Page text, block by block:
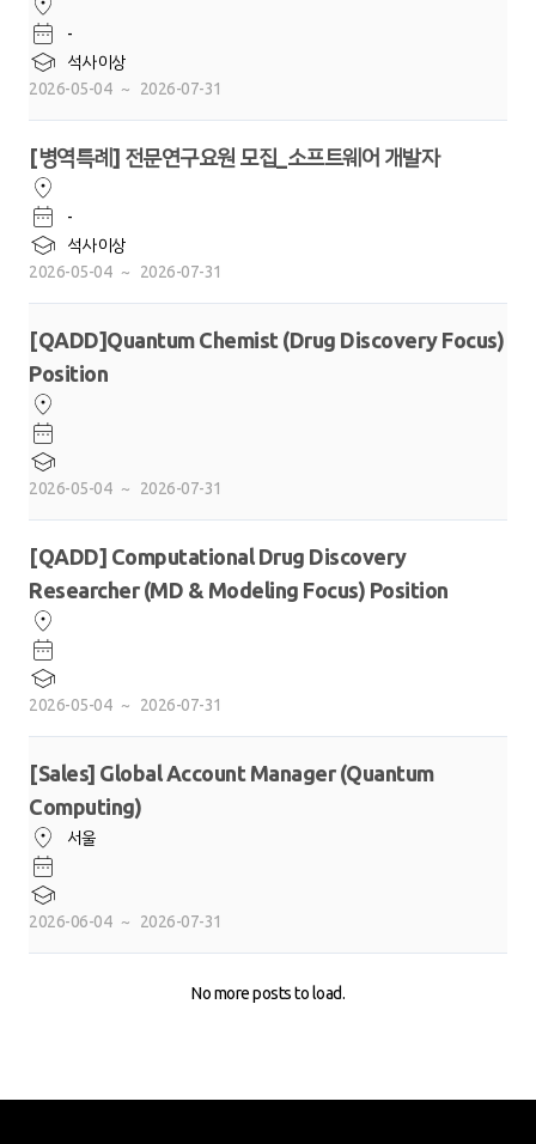
-
석사 이상
2026-05-04 ~ 2026-07-31
[병역특례] 전문연구요원 모집_소프트웨어 개발자
-
석사 이상
2026-05-04 ~ 2026-07-31
[QADD]Quantum Chemist (Drug Discovery Focus)
Position
2026-05-04 ~ 2026-07-31
[QADD] Computational Drug Discovery
Researcher (MD & Modeling Focus) Position
2026-05-04 ~ 2026-07-31
[Sales] Global Account Manager (Quantum
Computing)
서울
2026-06-04 ~ 2026-07-31
No more posts to load.